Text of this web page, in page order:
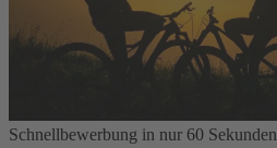
Schnellbewerbung in nur 60 Sekunden